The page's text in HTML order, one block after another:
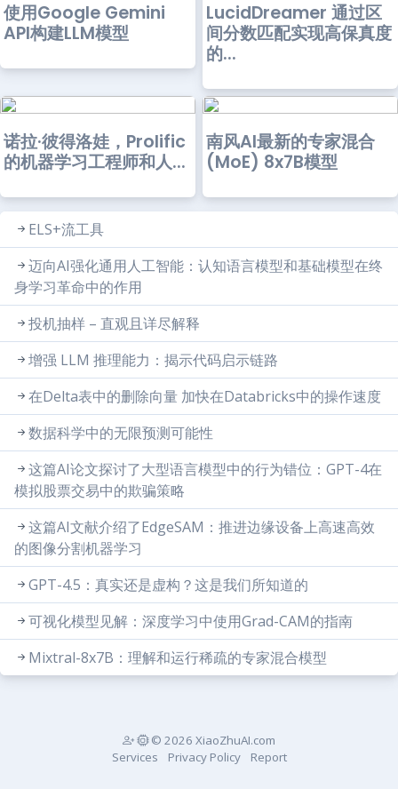
使用Google Gemini
API构建LLM模型
LucidDreamer 通过区
间分数匹配实现高保真度
的...
诺拉·彼得洛娃，Prolific
的机器学习工程师和人...
南风AI最新的专家混合
(MoE) 8x7B模型
ELS+流工具
迈向AI强化通用人工智能：认知语言模型和基础模型在终
身学习革命中的作用
投机抽样 – 直观且详尽解释
增强 LLM 推理能力：揭示代码启示链路
在Delta表中的删除向量 加快在Databricks中的操作速度
数据科学中的无限预测可能性
这篇AI论文探讨了大型语言模型中的行为错位：GPT-4在
模拟股票交易中的欺骗策略
这篇AI文献介绍了EdgeSAM：推进边缘设备上高速高效
的图像分割机器学习
GPT-4.5：真实还是虚构？这是我们所知道的
可视化模型见解：深度学习中使用Grad-CAM的指南
Mixtral-8x7B：理解和运行稀疏的专家混合模型
© 2026 XiaoZhuAI.com
Services
Privacy Policy Report